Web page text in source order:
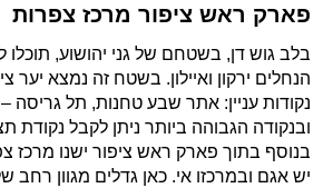
פארק ראש ציפור מרכז צפרות
בלב גוש דן, בשטחם של גני יהושוע,
הנחלים ירקון ואיילון. בשטח זה נמצא יער
נקודות עניין: אתר שבע טחנות, תל גריסה –
ובנקודה הגבוהה ביותר ניתן לקבל נקודת
בנוסף בתוך פארק ראש ציפור ישנו מרכז
יש אגם ובמרכזו אי. כאן גדלים מגוון רחב